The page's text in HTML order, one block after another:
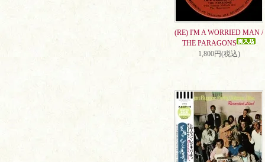
(RE) I'M A WORRIED MAN /
THE PARAGONS
1,800円(税込)